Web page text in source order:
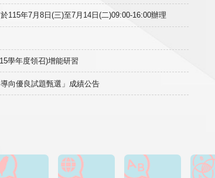
115年7月8日(三)至7月14日(二)09:00-16:00辦理
學年度領召)增能研習
向優良試題甄選」成績公告